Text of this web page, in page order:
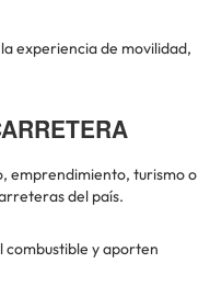
experiencia de movilidad,
emprendimiento, turismo o
del país.
combustible y aporten